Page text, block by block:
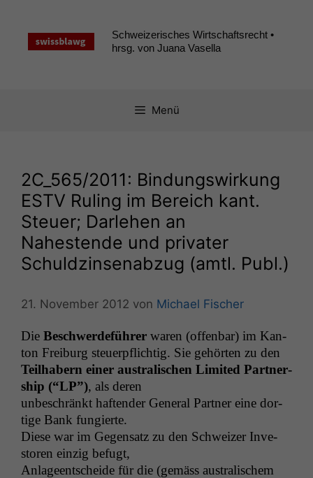
springen
Schweizerisches Wirtschaftsrecht •
hrsg. von Juana Vasella
Menü
2C_565/2011: Bindungswirkung
ESTV Ruling im Bereich kant.
Steuer; Darlehen an
Nahestende und privater
Schuldzinsenabzug (amtl. Publ.)
21. November 2012 von Michael Fischer
Die Beschw­erde­führer waren (offen­bar) im Kan­
ton Freiburg steuerpflichtig. Sie gehörten zu den
Teil­habern ein­er aus­tralis­chen Lim­it­ed Part­ner­
ship (“LP”), als deren
unbeschränkt haf­ten­der Gen­er­al Part­ner eine dor­
tige Bank fungierte.
Diese war im Gegen­satz zu den Schweiz­er Inve­
storen einzig befugt,
Anlageentschei­de für die (gemäss aus­tralis­chem